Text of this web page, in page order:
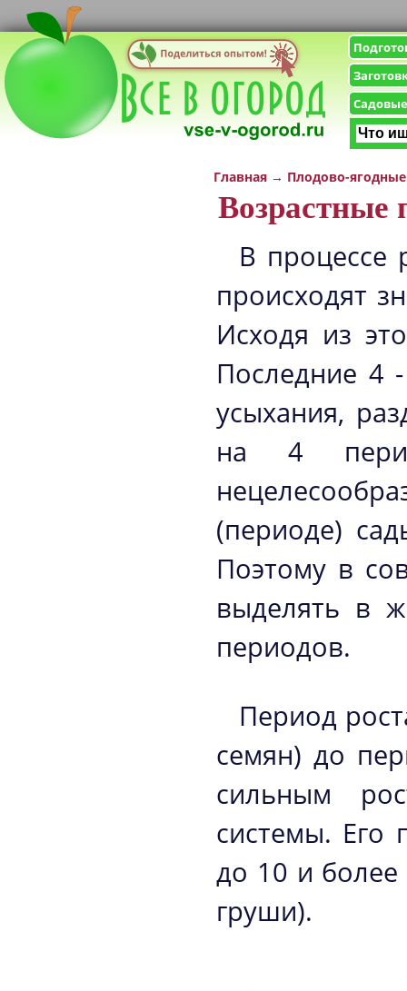
Главная → Плодово-
Возрастные
В процессе
происходят
Исходя из
Последние 4
усыхания,
на 4
(периоде)
Поэтому в
выделять в
периодов.
Период
семян) до
сильным
системы. Его
до 10 и
груши).